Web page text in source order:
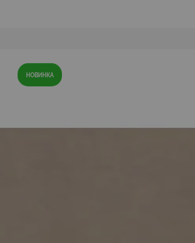
НОВИНКА